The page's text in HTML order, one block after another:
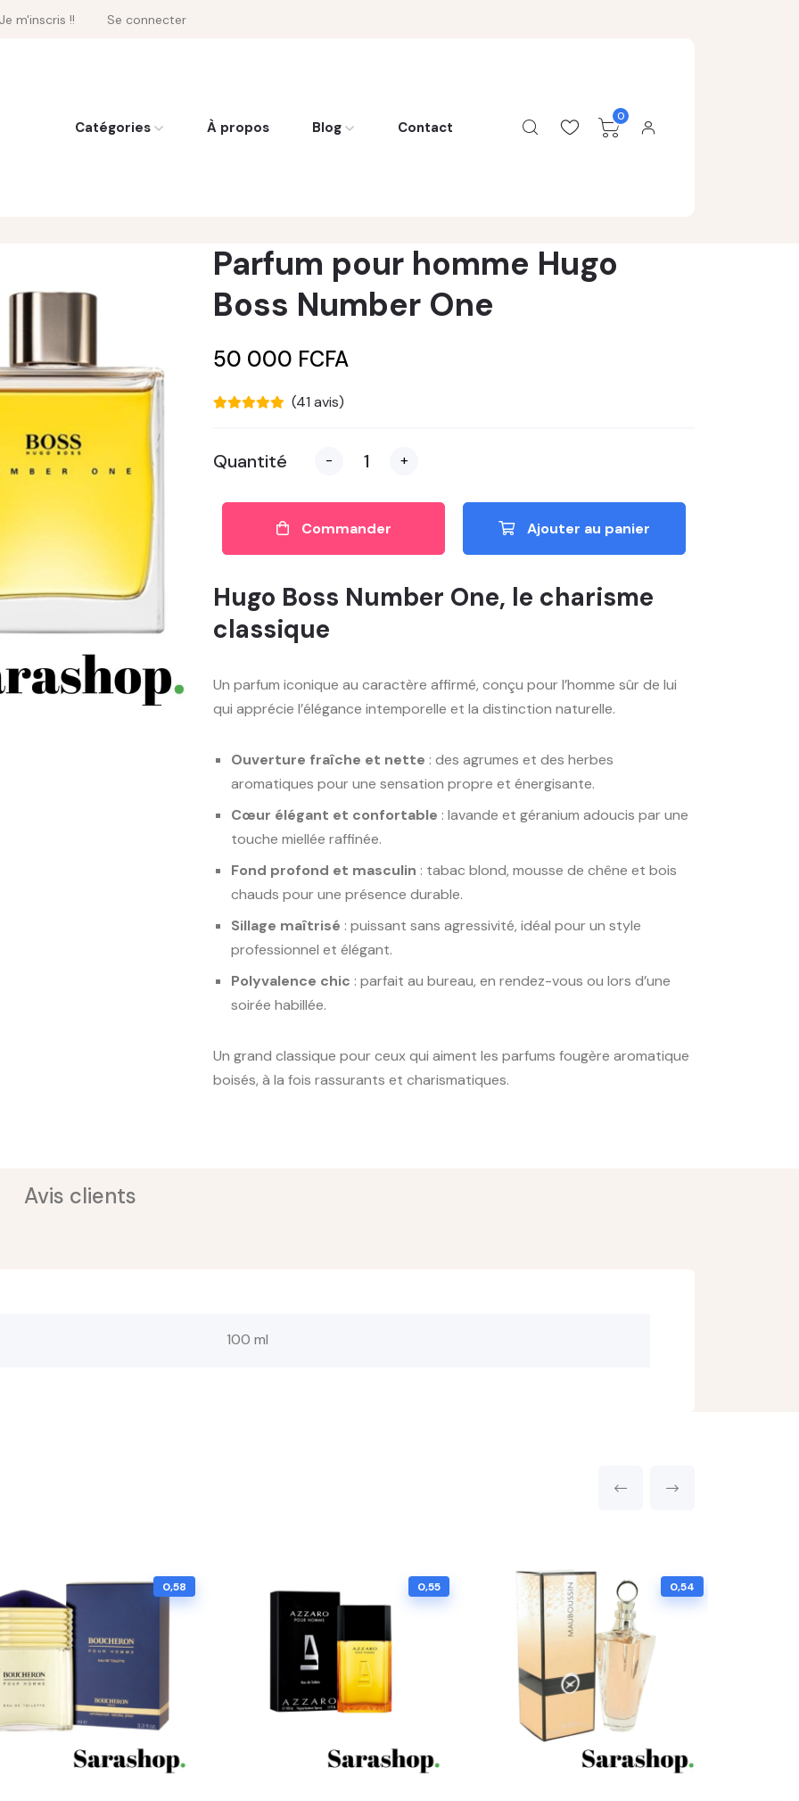
Je m'inscris !! Se connecter
Catégories À propos Blog Contact
0
Parfum pour homme Hugo
Boss Number One
50 000 FCFA
(41 avis)
Quantité - +
Commander Ajouter au panier
Hugo Boss Number One, le charisme
classique
Un parfum iconique au caractère affirmé, conçu pour l’homme sûr de lui
qui apprécie l’élégance intemporelle et la distinction naturelle.
Ouverture fraîche et nette : des agrumes et des herbes
aromatiques pour une sensation propre et énergisante.
Cœur élégant et confortable : lavande et géranium adoucis par une
touche miellée raffinée.
Fond profond et masculin : tabac blond, mousse de chêne et bois
chauds pour une présence durable.
Sillage maîtrisé : puissant sans agressivité, idéal pour un style
professionnel et élégant.
Polyvalence chic : parfait au bureau, en rendez-vous ou lors d’une
soirée habillée.
Un grand classique pour ceux qui aiment les parfums fougère aromatique
boisés, à la fois rassurants et charismatiques.
Avis clients
100 ml
0,58 0,55 0,54